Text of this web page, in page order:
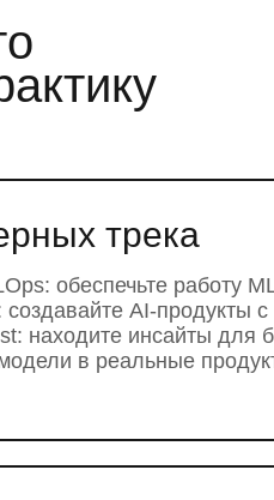
трека
обеспечьте работу
AI-продукты
находите инсайты для
в реальные